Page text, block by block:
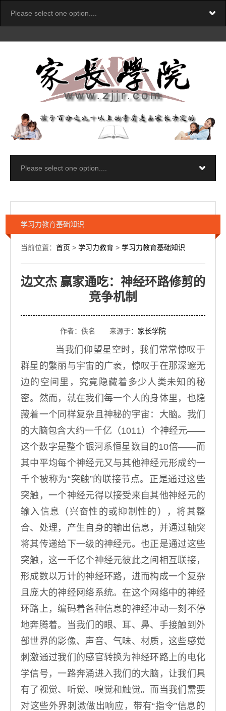
学习力教育基础知识
当前位置： 首页 > 学习力教育 > 学习力教育基础知识
边文杰 赢家通吃：神经环路修剪的
竞争机制
作者：佚名 来源于： 家长学院
当我们仰望星空时，我们常常惊叹于
群星的繁丽与宇宙的广袤，惊叹于在那深邃无
边的空间里，究竟隐藏着多少人类未知的秘
密。然而，就在我们每一个人的身体里，也隐
藏着一个同样复杂且神秘的宇宙：大脑。我们
的大脑包含大约一千亿（1011）个神经元——
这个数字是整个银河系恒星数目的10倍——而
其中平均每个神经元又与其他神经元形成约一
千个被称为“突触”的联接节点。正是通过这些
突触，一个神经元得以接受来自其他神经元的
输入信息（兴奋性的或抑制性的），将其整
合、处理，产生自身的输出信息，并通过轴突
将其传递给下一级的神经元。也正是通过这些
突触，这一千亿个神经元彼此之间相互联接，
形成数以万计的神经环路，进而构成一个复杂
且庞大的神经网络系统。在这个网络中的神经
环路上，编码着各种信息的神经冲动一刻不停
地奔腾着。当我们的眼、耳、鼻、手接触到外
部世界的影像、声音、气味、材质，这些感觉
刺激通过我们的感官转换为神经环路上的电化
学信号，一路奔涌进入我们的大脑，让我们具
有了视觉、听觉、嗅觉和触觉。而当我们需要
对这些外界刺激做出响应，带有“指令”信息的